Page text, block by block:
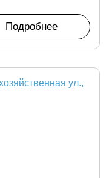
Подробнее